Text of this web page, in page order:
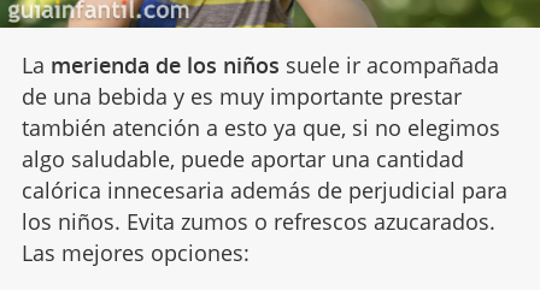
La merienda de los niños suele ir acompañada
de una bebida y es muy importante prestar
también atención a esto ya que, si no elegimos
algo saludable, puede aportar una cantidad
calórica innecesaria además de perjudicial para
los niños. Evita zumos o refrescos azucarados.
Las mejores opciones: